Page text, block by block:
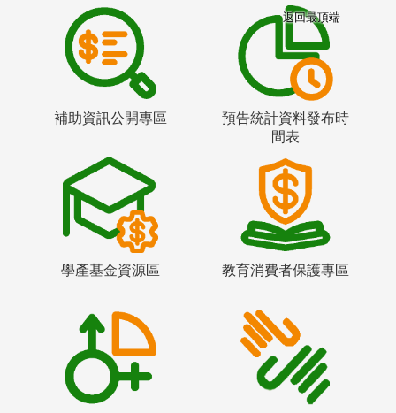
補助資訊公開專區
預告統計資料發布時
間表
學產基金資源區 教育消費者保護專區
返回最頂端